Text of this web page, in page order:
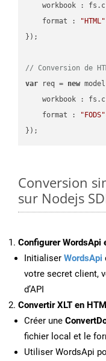
workbook :
format : "HTML"
});
// Conversion de
var req = new
workbook :
format : "FODS"
Conversion
sur Nodejs
Configurer WordsApi
Initialiser WordsApi
votre secret client,
d’API
Convertir XLT en
Créer une
fichier local et le
Utiliser WordsApi